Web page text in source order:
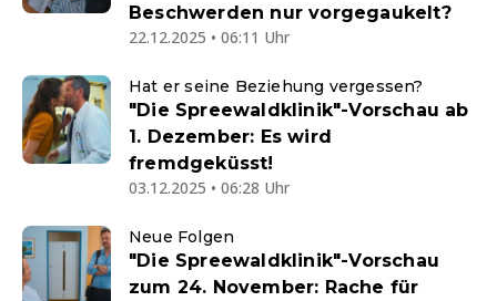
Beschwerden nur vorgegaukelt?
22.12.2025 • 06:11 Uhr
Hat er seine Beziehung vergessen?
"Die Spreewaldklinik"-Vorschau ab
1. Dezember: Es wird
fremdgeküsst!
03.12.2025 • 06:28 Uhr
Neue Folgen
"Die Spreewaldklinik"-Vorschau
zum 24. November: Rache für